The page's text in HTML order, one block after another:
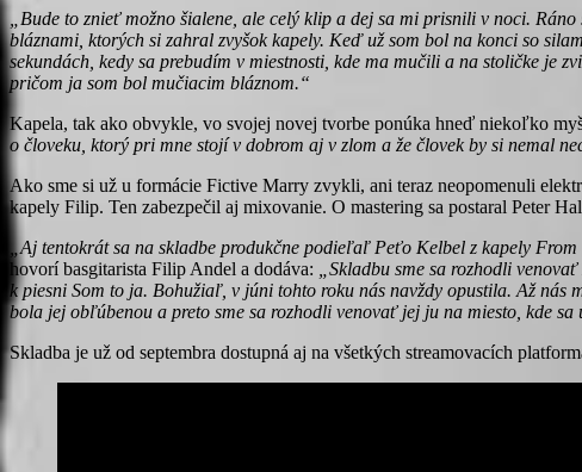
„Bude to znieť možno šialene, ale celý klip a dej sa mi prisnili v noci.
bláznami, ktorých si zahral zvyšok kapely. Keď už som bol na konci so
sekundách, kedy sa prebudím v miestnosti, kde ma mučili a na stoličke je
pričom ja som bol mučiacim bláznom.“
Kapela, tak ako obvykle, vo svojej novej tvorbe ponúka hneď niekoľko
o človeku, ktorý pri mne stojí v dobrom aj v zlom a že človek by si nemal
Ako sme si už u formácie Fictive Marry zvykli, ani teraz neopomenuli
kapely Filip. Ten zabezpečil aj mixovanie. O mastering sa postaral Peter
„Aj tentokrát sa na skladbe produkčne podieľaľ Peťo Kelbel z kapely
hovorí basgitarista Filip Andel a dodáva:
„Skladbu sme sa rozhodli
k piesni Som to ja. Bohužiaľ, v júni tohto roku nás navždy opustila. Až
bola jej obľúbenou a preto sme sa rozhodli venovať jej ju na miesto, kde sa
Skladba je už od septembra dostupná aj na všetkých streamovacích